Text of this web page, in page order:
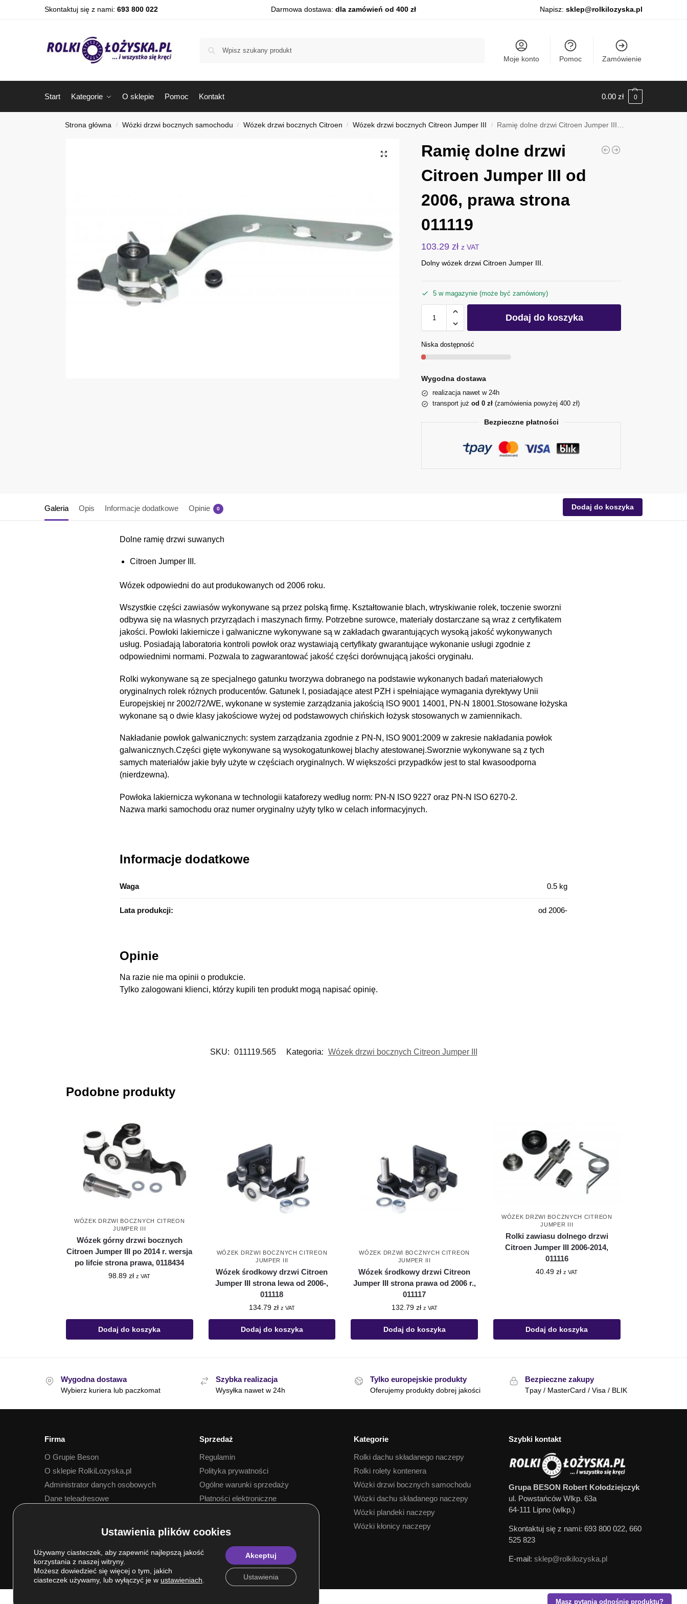
Skontaktuj się z nami: 693 800 022 Darmowa dostawa: dla zamówień od 400 zł Napisz: sklep@rolkilozyska.pl
Moje konto Pomoc Zamówienie
Start Kategorie O sklepie Pomoc Kontakt 0.00 zł 0
Strona główna / Wózki drzwi bocznych samochodu / Wózek drzwi bocznych Citroen / Wózek drzwi bocznych Citreon Jumper III / Ramię dolne drzwi Citroen Jumper III od 2006, prawa strona 011119
Ramię dolne drzwi
Citroen Jumper III od
2006, prawa strona
011119
103.29 zł z VAT
Dolny wózek drzwi Citroen Jumper III.
5 w magazynie (może być zamówiony)
Dodaj do koszyka
Niska dostępność
Wygodna dostawa
realizacja nawet w 24h
transport jużod 0 zł (zamówienia powyżej 400 zł)
Bezpieczne płatności
Masz pytania odnośnie produktu?
Galeria Opis Informacje dodatkowe Opinie 0 Dodaj do koszyka
Dolne ramię drzwi suwanych
Citroen Jumper III.
Wózek odpowiedni do aut produkowanych od 2006 roku.
Wszystkie części zawiasów wykonywane są przez polską firmę. Kształtowanie blach, wtryskiwanie rolek, toczenie sworzni
odbywa się na własnych przyrządach i maszynach firmy. Potrzebne surowce, materiały dostarczane są wraz z certyfikatem
jakości. Powłoki lakiernicze i galwaniczne wykonywane są w zakładach gwarantujących wysoką jakość wykonywanych
usług. Posiadają laboratoria kontroli powłok oraz wystawiają certyfikaty gwarantujące wykonanie usługi zgodnie z
odpowiednimi normami. Pozwala to zagwarantować jakość części dorównującą jakości oryginału.
Rolki wykonywane są ze specjalnego gatunku tworzywa dobranego na podstawie wykonanych badań materiałowych
oryginalnych rolek różnych producentów. Gatunek I, posiadające atest PZH i spełniające wymagania dyrektywy Unii
Europejskiej nr 2002/72/WE, wykonane w systemie zarządzania jakością ISO 9001 14001, PN-N 18001.Stosowane łożyska
wykonane są o dwie klasy jakościowe wyżej od podstawowych chińskich łożysk stosowanych w zamiennikach.
Nakładanie powłok galwanicznych: system zarządzania zgodnie z PN-N, ISO 9001:2009 w zakresie nakładania powłok
galwanicznych.Części gięte wykonywane są wysokogatunkowej blachy atestowanej.Sworznie wykonywane są z tych
samych materiałów jakie były użyte w częściach oryginalnych. W większości przypadków jest to stal kwasoodporna
(nierdzewna).
Powłoka lakiernicza wykonana w technologii kataforezy według norm: PN-N ISO 9227 oraz PN-N ISO 6270-2.
Nazwa marki samochodu oraz numer oryginalny użyty tylko w celach informacyjnych.
Informacje dodatkowe
Waga 0.5 kg
Lata produkcji: od 2006-
Opinie
Na razie nie ma opinii o produkcie.
Tylko zalogowani klienci, którzy kupili ten produkt mogą napisać opinię.
SKU: 011119.565 Kategoria: Wózek drzwi bocznych Citreon Jumper III
Podobne produkty
WÓZEK DRZWI BOCZNYCH CITREON
JUMPER III
Wózek górny drzwi bocznych
Citroen Jumper III po 2014 r. wersja
po lifcie strona prawa, 0118434
98.89zł z VAT
Dodaj do koszyka
WÓZEK DRZWI BOCZNYCH CITREON
JUMPER III
Wózek środkowy drzwi Citroen
Jumper III strona lewa od 2006-,
011118
134.79 zł z VAT
Dodaj do koszyka
WÓZEK DRZWI BOCZNYCH CITREON
JUMPER III
Wózek środkowy drzwi Citreon
Jumper III strona prawa od 2006 r.,
011117
132.79 zł z VAT
Dodaj do koszyka
WÓZEK DRZWI BOCZNYCH CITREON
JUMPER III
Rolki zawiasu dolnego drzwi
Citroen Jumper III 2006-2014,
011116
40.49zł z VAT
Dodaj do koszyka
Wygodna dostawa
Wybierz kuriera lub paczkomat
Szybka realizacja
Wysyłka nawet w 24h
Tylko europejskie produkty
Oferujemy produkty dobrej jakości
Bezpieczne zakupy
Tpay / MasterCard / Visa / BLIK
Firma
O Grupie Beson
O sklepie RolkiLozyska.pl
Administrator danych osobowych
Dane teleadresowe
Sprzedaż
Regulamin
Polityka prywatności
Ogólne warunki sprzedaży
Płatności elektroniczne
Kategorie
Rolki dachu składanego naczepy
Rolki rolety kontenera
Wózki drzwi bocznych samochodu
Wózki dachu składanego naczepy
Wózki plandeki naczepy
Wózki kłonicy naczepy
Szybki kontakt
Grupa BESON Robert Kołodziejczyk
ul. Powstańców Wlkp. 63a
64-111 Lipno (wlkp.)
Skontaktuj się z nami: 693 800 022, 660
525 823
E-mail: sklep@rolkilozyska.pl
Używamy ciasteczek, aby zapewnić najlepszą jakość
korzystania z naszej witryny.
Możesz dowiedzieć się więcej o tym, jakich
ciasteczek używamy, lub wyłączyć je w ustawieniach
Akceptuj
Ustawienia